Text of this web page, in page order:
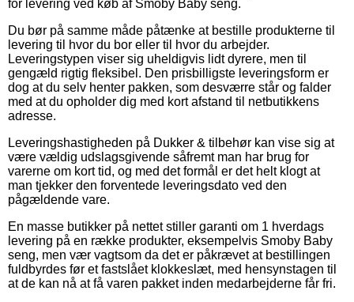
for levering ved køb af Smoby Baby seng.
Du bør på samme måde påtænke at bestille produkterne til
levering til hvor du bor eller til hvor du arbejder.
Leveringstypen viser sig uheldigvis lidt dyrere, men til
gengæld rigtig fleksibel. Den prisbilligste leveringsform er
dog at du selv henter pakken, som desværre står og falder
med at du opholder dig med kort afstand til netbutikkens
adresse.
Leveringshastigheden på Dukker & tilbehør kan vise sig at
være vældig udslagsgivende såfremt man har brug for
varerne om kort tid, og med det formål er det helt klogt at
man tjekker den forventede leveringsdato ved den
pågældende vare.
En masse butikker på nettet stiller garanti om 1 hverdags
levering på en række produkter, eksempelvis Smoby Baby
seng, men vær vagtsom da det er påkrævet at bestillingen
fuldbyrdes før et fastslået klokkeslæt, med hensynstagen til
at de kan nå at få varen pakket inden medarbejderne får fri.